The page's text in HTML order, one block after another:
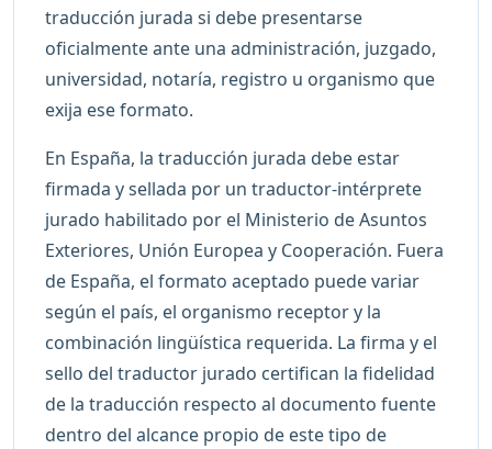
traducción jurada si debe presentarse
oficialmente ante una administración, juzgado,
universidad, notaría, registro u organismo que
exija ese formato.
En España, la traducción jurada debe estar
firmada y sellada por un traductor-intérprete
jurado habilitado por el Ministerio de Asuntos
Exteriores, Unión Europea y Cooperación. Fuera
de España, el formato aceptado puede variar
según el país, el organismo receptor y la
combinación lingüística requerida. La firma y el
sello del traductor jurado certifican la fidelidad
de la traducción respecto al documento fuente
dentro del alcance propio de este tipo de